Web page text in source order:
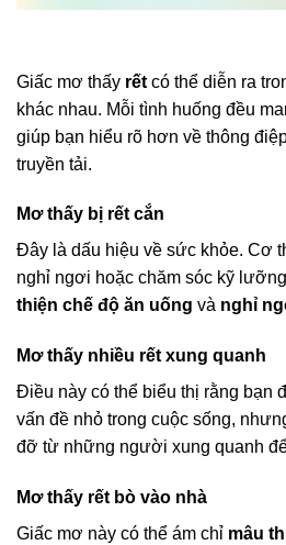
Giấc mơ thấy rết có thể diễn ra
khác nhau. Mỗi tình huống đều
giúp bạn hiểu rõ hơn về thông
truyền tải.
Mơ thấy bị rết cắn
Đây là dấu hiệu về sức khỏe. Cơ
nghỉ ngơi hoặc chăm sóc kỹ
thiện chế độ ăn uống và nghỉ
Mơ thấy nhiều rết xung quanh
Điều này có thể biểu thị rằng bạn
vấn đề nhỏ trong cuộc sống,
đỡ từ những người xung quanh
Mơ thấy rết bò vào nhà
Giấc mơ này có thể ám chỉ mâu